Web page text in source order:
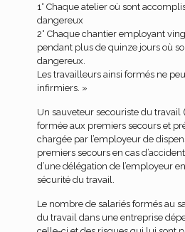
1° Chaque atelier où sont
dangereux
2° Chaque chantier employant
pendant plus de quinze jours où
dangereux.
Les travailleurs ainsi formés ne
infirmiers. »
Un sauveteur secouriste du travail
formée aux premiers secours et
chargée par l’employeur de
premiers secours en cas
d’une délégation de l’employeur
sécurité du travail.
Le nombre de salariés formés au
du travail dans une entreprise